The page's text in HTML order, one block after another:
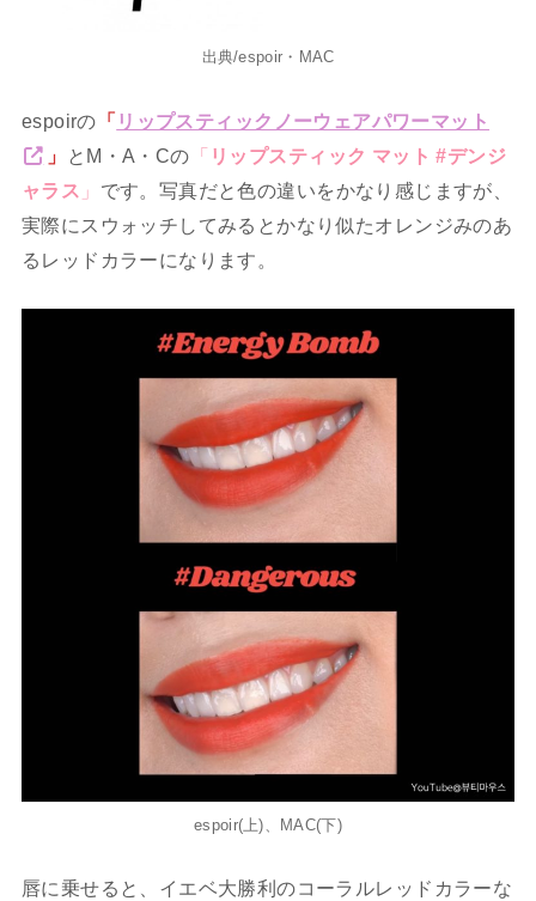
出典/espoir・MAC
espoirの 「 リップスティックノーウェアパワーマット
」
とM・A・Cの 「 リップスティック マット #デンジ
ャラス 」 です。写真だと色の違いをかなり感じますが、
実際にスウォッチしてみるとかなり似たオレンジみのあ
るレッドカラーになります。
espoir(上)、MAC(下)
唇に乗せると、イエベ大勝利のコーラルレッドカラーな